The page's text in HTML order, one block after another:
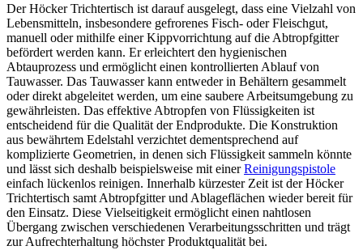
Der Höcker Trichtertisch ist darauf ausgelegt, dass eine Vielzahl von
Lebensmitteln, insbesondere gefrorenes Fisch- oder Fleischgut,
manuell oder mithilfe einer Kippvorrichtung auf die Abtropfgitter
befördert werden kann. Er erleichtert den hygienischen
Abtauprozess und ermöglicht einen kontrollierten Ablauf von
Tauwasser. Das Tauwasser kann entweder in Behältern gesammelt
oder direkt abgeleitet werden, um eine saubere Arbeitsumgebung zu
gewährleisten. Das effektive Abtropfen von Flüssigkeiten ist
entscheidend für die Qualität der Endprodukte. Die Konstruktion
aus bewährtem Edelstahl verzichtet dementsprechend auf
komplizierte Geometrien, in denen sich Flüssigkeit sammeln könnte
und lässt sich deshalb beispielsweise mit einerReinigungspistole
einfach lückenlos reinigen. Innerhalb kürzester Zeit ist der Höcker
Trichtertisch samt Abtropfgitter und Ablageflächen wieder bereit für
den Einsatz. Diese Vielseitigkeit ermöglicht einen nahtlosen
Übergang zwischen verschiedenen Verarbeitungsschritten und trägt
zur Aufrechterhaltung höchster Produktqualität bei.